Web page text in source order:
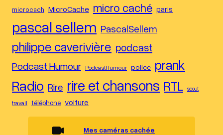
microcach MicroCache micro caché paris
pascal sellem PascalSellem
philippe caverivière podcast
Podcast Humour PodcastHumour police prank
Radio Rire rire et chansons RTL scout
travail téléphone voiture
Mes caméras cachée